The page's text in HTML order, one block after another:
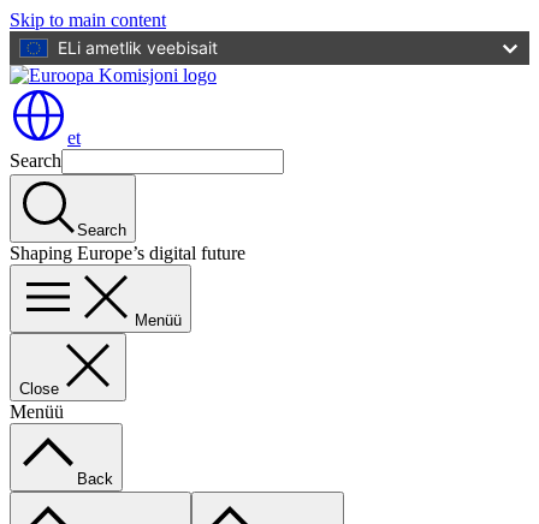
Skip to main content
ELi ametlik veebisait
et
Search
Search
Shaping Europe’s digital future
Menüü
Close
Menüü
Back